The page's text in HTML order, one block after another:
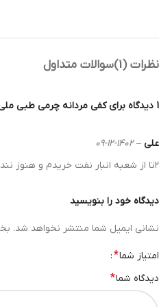
نظرات (1) سوالات متداول
1 دیدگاه برای کفی مردانه چرمی طبی ملی کد 00099901
علی –
1402-12-09
۲تا از شعبه انبار نفت خریدم و هنوز ننداختم چون کفی کفشم که راسور نیم بوت هست هنوز سالمه و کار میده . ضخیم تر از اون نارنجیه هست و فکر کنم طبی هم باشه و پاشنه تون رو محافظت می‌کنه
دیدگاه خود را بنویسید
نشانی ایمیل شما منتشر نخواهد شد.
امتیاز شما*
دیدگاه شما*